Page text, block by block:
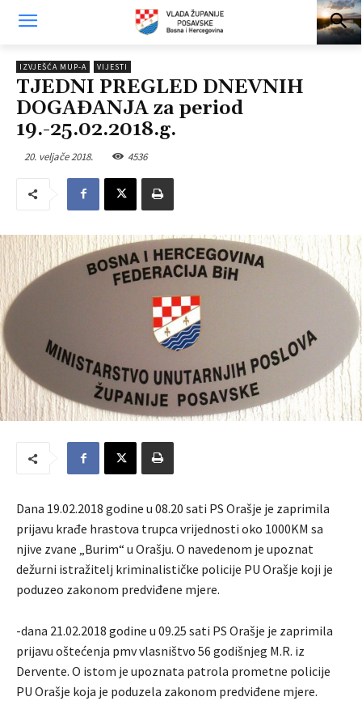
IZVJEŠĆA MUP-A VIJESTI
TJEDNI PREGLED DNEVNIH
DOGAĐANJA za period
19.-25.02.2018.g.
20. veljače 2018. 4536
Dana 19.02.2018 godine u 08.20 sati PS Orašje je zaprimila
prijavu krađe hrastova trupca vrijednosti oko 1000KM sa
njive zvane „Burim“ u Orašju. O navedenom je upoznat
dežurni istražitelj kriminalističke policije PU Orašje koji je
poduzeo zakonom predviđene mjere.
-dana 21.02.2018 godine u 09.25 sati PS Orašje je zaprimila
prijavu oštećenja pmv vlasništvo 56 godišnjeg M.R. iz
Dervente. O istom je upoznata patrola prometne policije
PU Orašje koja je poduzela zakonom predviđene mjere.